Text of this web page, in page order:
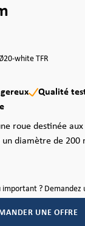
white TFR
Qualité
roue destinée
un diamètre de 200
important ? Demandez
UNE OFFRE